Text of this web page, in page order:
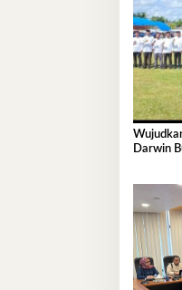
Darwin